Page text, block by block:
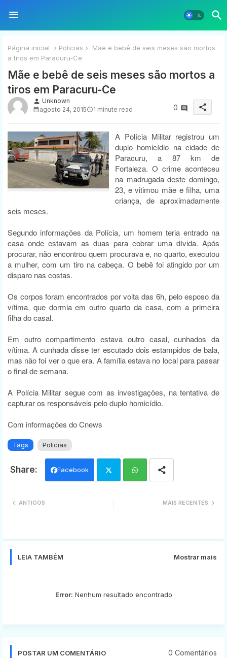
Página inicial Policias
Mãe e bebê de seis meses são mortos
a tiros em Paracuru-Ce
Mãe e bebê de seis meses são mortos a
tiros em Paracuru-Ce
person Unknown
agosto 24, 2015
1 minute read 0 share
A Polícia Militar registrou um
duplo homicídio na cidade de
Paracuru, a 87 km de
Fortaleza. O crime aconteceu
na madrugada deste domingo,
23, e vitimou mãe e filha, uma
criança, de aproximadamente
seis meses.
Segundo informações da Polícia, um homem teria entrado na
casa onde estavam as duas para cobrar uma dívida. Após
procurar, não encontrou quem procurava e, no quarto, executou
a mulher, com um tiro na cabeça. O bebê foi atingido por um
disparo nas costas.
Os corpos foram encontrados por volta das 6h, pelo esposo da
vítima, que dormia em outro quarto da casa, com a primeira
filha do casal.
Em outro compartimento estava outro casal, cunhados da
vítima. A cunhada disse ter escutado dois estampidos de bala,
mas não foi ver o que era. A família estava no local para passar
o final de semana.
A Polícia Militar segue com as investigações, na tentativa de
capturar os responsáveis pelo duplo homicídio.
Com informações do Cnews
Tags Policias
Facebook
MAIS RECENTES
ANTIGOS
LEIA TAMBÉM Mostrar mais
Error: Nenhum resultado encontrado
POSTAR UM COMENTÁRIO 0 Comentários